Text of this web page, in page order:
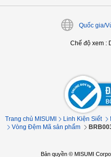
Quốc gia/
Chế độ xem:
Trang chủ MISUMI Linh Kiện Siết
Vòng Đệm Mã sản phẩm
Bản quyền © MISUMI